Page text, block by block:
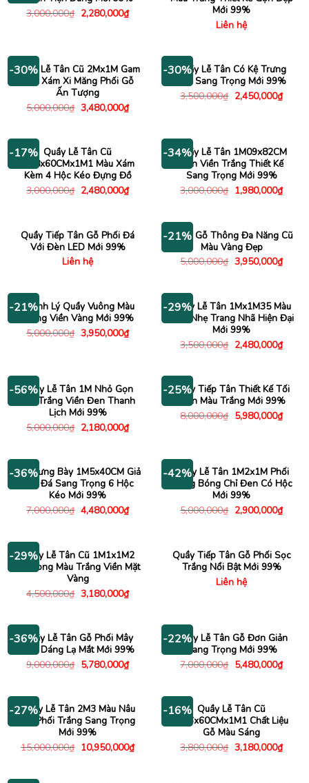
3,000,000₫ Giá
gốc
2,280,000₫Giá
hiện
Mới 99%
Liên hệ
-30%
Quầy Lễ Tân Cũ 2Mx1M Gam
Màu Xám Xi Măng Phối Gỗ
Ấn Tượng
5,000,000₫ Giá
gốc
3,480,000₫Giá
hiện
3,480,000₫.
-30%Quầy Lễ Tân Có Kệ Trưng
Bày Sang Trọng Mới 99%
3,500,000₫ Giá
gốc
2,450,000₫Giá
hiện
-17% Quầy Lễ Tân Cũ
1M8x60CMx1M1 Màu Xám
Kèm 4 Hộc Kéo Đựng Đồ
3,000,000₫ Giá
gốc
2,480,000₫Giá
hiện
2,480,000₫.
-34%Quầy Lễ Tân 1M09x82CM
Đen Viền Trắng Thiết Kế
Sang Trọng Mới 99%
3,000,000₫ Giá
gốc
1,980,000₫Giá
hiện
Quầy Tiếp Tân Gỗ Phối Đá
Với Đèn LED Mới 99%
Liên hệ
-21%
Quầy Gỗ Thông Đa Năng Cũ
Màu Vàng Đẹp
5,000,000₫ Giá
gốc
3,950,000₫Giá
hiện
-21%
Thanh Lý Quầy Vuông Màu
Trắng Viền Vàng Mới 99%
5,000,000₫ Giá
gốc
3,950,000₫Giá
hiện
-29%
Quầy Lễ Tân 1Mx1M35 Màu
Xám Nhẹ Trang Nhã Hiện Đại
Mới 99%
3,500,000₫ Giá
gốc
2,480,000₫Giá
hiện
-56%
Quầy Lễ Tân 1M Nhỏ Gọn
Mặt Trắng Viền Đen Thanh
Lịch Mới 99%
5,000,000₫ Giá
gốc
2,180,000₫Giá
hiện
2,180,000₫.
-25%
Quầy Tiếp Tân Thiết Kế Tối
Giản Màu Trắng Mới 99%
8,000,000₫ Giá
gốc
5,980,000₫Giá
hiện
-36%
Tủ Trưng Bày 1M5x40CM Giả
Vân Đá Sang Trọng 6 Hộc
Kéo Mới 99%
7,000,000₫ Giá
gốc
4,480,000₫Giá
hiện
-42%
Quầy Lễ Tân 1M2x1M Phối
Trắng Bóng Chỉ Đen Có Hộc
Mới 99%
5,000,000₫ Giá
gốc
2,900,000₫Giá
hiện
-29%
Quầy Lễ Tân Cũ 1M1x1M2
Bo Cong Màu Trắng Viền Mặt
Vàng
4,500,000₫ Giá
gốc
3,180,000₫Giá
hiện
3,180,000₫.
Quầy Tiếp Tân Gỗ Phối Sọc
Trắng Nổi Bật Mới 99%
Liên hệ
-36%Quầy Lễ Tân Gỗ Phối Mây
Kiểu Dáng Lạ Mắt Mới 99%
9,000,000₫ Giá
gốc
5,780,000₫Giá
hiện
5,780,000₫.
-22%
Quầy Lễ Tân Gỗ Đơn Giản
Sang Trọng Mới 99%
7,000,000₫ Giá
gốc
5,480,000₫Giá
hiện
-27%
Quầy Lễ Tân 2M3 Màu Nâu
Gỗ Phối Trắng Sang Trọng
Mới 99%
15,000,000₫ Giá
gốc
10,950,000₫Giá
hiện
-16% Quầy Lễ Tân Cũ
1M6x60CMx1M1 Chất Liệu
Gỗ Màu Sáng
3,800,000₫ Giá
gốc
3,180,000₫Giá
hiện